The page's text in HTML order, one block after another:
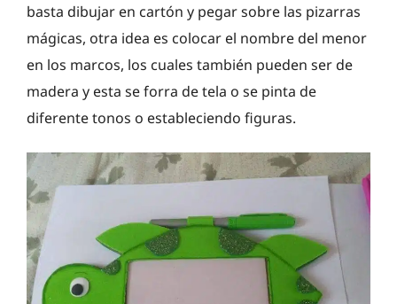
basta dibujar en cartón y pegar sobre las pizarras
mágicas, otra idea es colocar el nombre del menor
en los marcos, los cuales también pueden ser de
madera y esta se forra de tela o se pinta de
diferente tonos o estableciendo figuras.